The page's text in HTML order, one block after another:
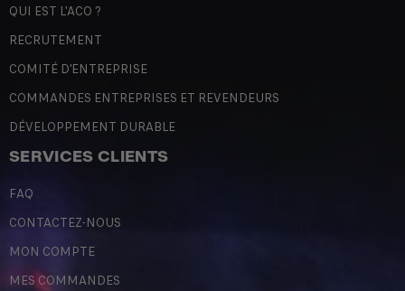
QUI EST L'ACO ?
RECRUTEMENT
COMITÉ D'ENTREPRISE
COMMANDES ENTREPRISES ET REVENDEURS
DÉVELOPPEMENT DURABLE
SERVICES CLIENTS
FAQ
CONTACTEZ-NOUS
MON COMPTE
MES COMMANDES